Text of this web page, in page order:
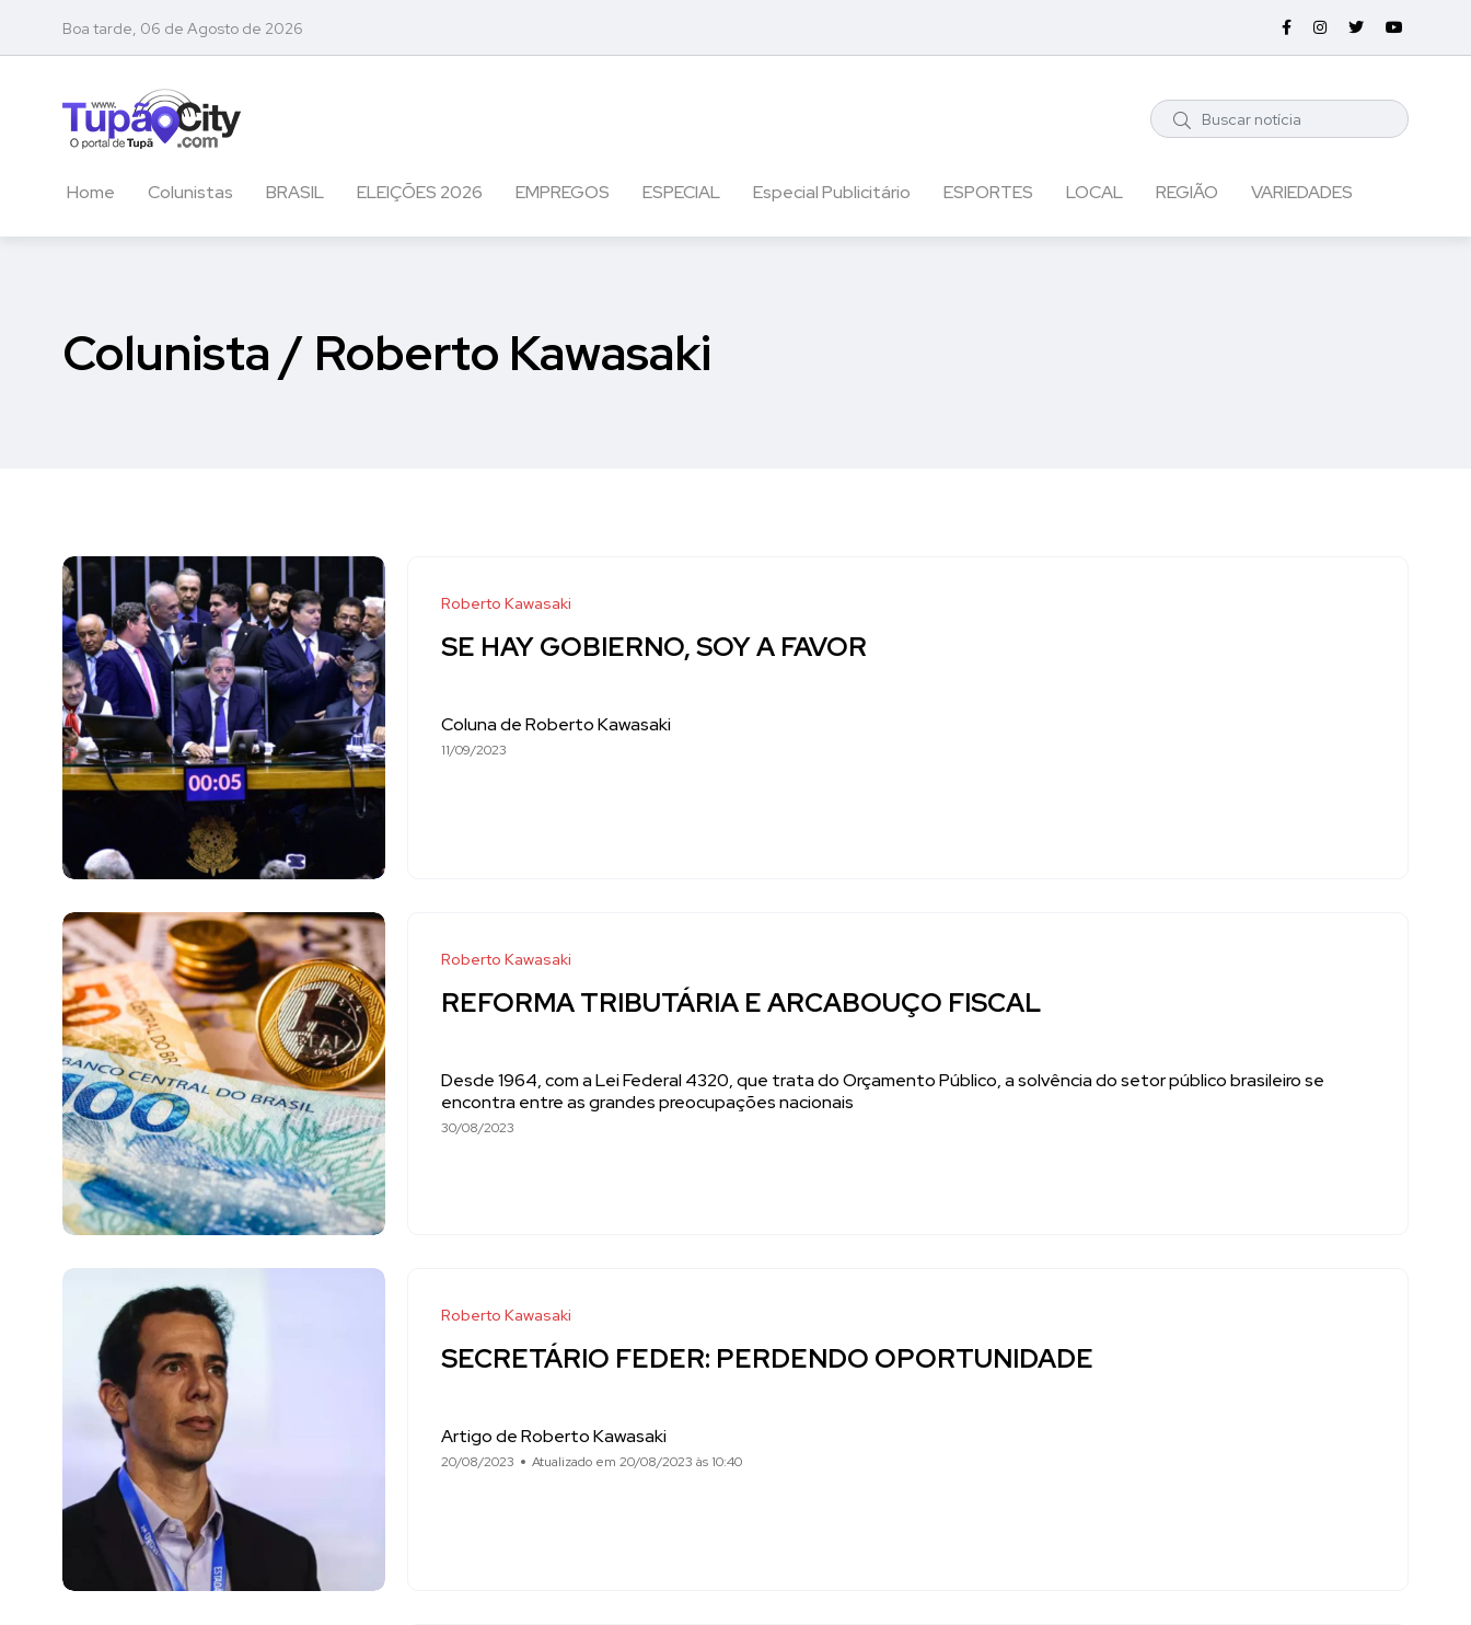
Boa tarde, 06 de Agosto de 2026
Home Colunistas BRASIL ELEIÇÕES 2026 EMPREGOS ESPECIAL Especial Publicitário ESPORTES LOCAL REGIÃO VARIEDADES
Colunista / Roberto Kawasaki
Roberto Kawasaki
SE HAY GOBIERNO, SOY A FAVOR
Coluna de Roberto Kawasaki
11/09/2023
Roberto Kawasaki
REFORMA TRIBUTÁRIA E ARCABOUÇO FISCAL
Desde 1964, com a Lei Federal 4320, que trata do Orçamento Público, a solvência do setor público brasileiro se
encontra entre as grandes preocupações nacionais
30/08/2023
Roberto Kawasaki
SECRETÁRIO FEDER: PERDENDO OPORTUNIDADE
Artigo de Roberto Kawasaki
20/08/2023 Atualizado em 20/08/2023 às 10:40